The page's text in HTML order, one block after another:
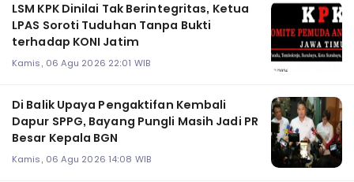
LSM KPK Dinilai Tak Berintegritas, Ketua
LPAS Soroti Tuduhan Tanpa Bukti
terhadap KONI Jatim
Kamis, 06 Agu 2026 22:01 WIB
Di Balik Upaya Pengaktifan Kembali
Dapur SPPG, Bayang Pungli Masih Jadi PR
Besar Kepala BGN
Kamis, 06 Agu 2026 14:08 WIB